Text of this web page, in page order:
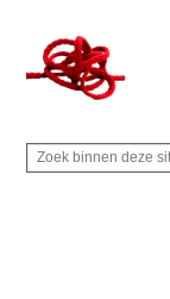
naar
de
inhoud
secondary
naar
de
sidebar
naar
de
Rechts
Z
Z